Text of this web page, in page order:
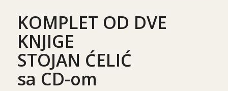
KOMPLET OD DVE
KNJIGE
STOJAN ĆELIĆ
sa CD-om